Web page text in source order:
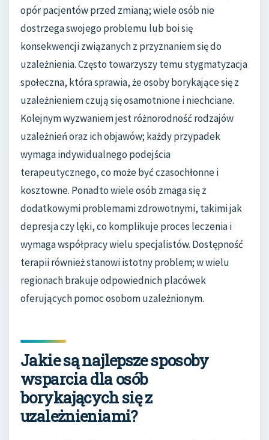
opór pacjentów przed zmianą; wiele osób nie
dostrzega swojego problemu lub boi się
konsekwencji związanych z przyznaniem się do
uzależnienia. Często towarzyszy temu stygmatyzacja
społeczna, która sprawia, że osoby borykające się z
uzależnieniem czują się osamotnione i niechciane.
Kolejnym wyzwaniem jest różnorodność rodzajów
uzależnień oraz ich objawów; każdy przypadek
wymaga indywidualnego podejścia
terapeutycznego, co może być czasochłonne i
kosztowne. Ponadto wiele osób zmaga się z
dodatkowymi problemami zdrowotnymi, takimi jak
depresja czy lęki, co komplikuje proces leczenia i
wymaga współpracy wielu specjalistów. Dostępność
terapii również stanowi istotny problem; w wielu
regionach brakuje odpowiednich placówek
oferujących pomoc osobom uzależnionym.
Jakie są najlepsze sposoby
wsparcia dla osób
borykających się z
uzależnieniami?